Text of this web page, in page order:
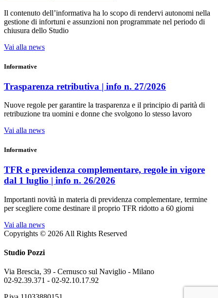
Il contenuto dell’informativa ha lo scopo di rendervi autonomi nella
gestione di infortuni e assunzioni non programmate nel periodo di
chiusura dello Studio
Vai alla news
Informative
Trasparenza retributiva | info n. 27/2026
Nuove regole per garantire la trasparenza e il principio di parità di
retribuzione tra uomini e donne che svolgono lo stesso lavoro
Vai alla news
Informative
TFR e previdenza complementare, regole in vigore
dal 1 luglio | info n. 26/2026
Importanti novità in materia di previdenza complementare, termine
per scegliere come destinare il proprio TFR ridotto a 60 giorni
Vai alla news
Copyrights © 2026 All Rights Reserved
Studio Pozzi
Via Brescia, 39 - Cernusco sul Naviglio - Milano
02-92.39.371 - 02-92.10.17.92